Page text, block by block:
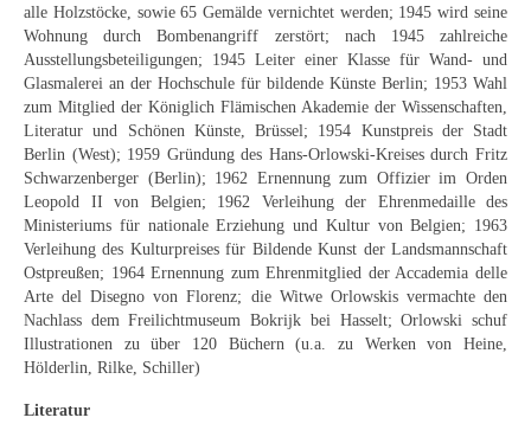
Walter Becker (1893-1984) Malerei und Grafik
Der Maler Richard Sprick (1901-1976)
Suche
Über Uns
Kontakt
Publikationsliste
Über Uns
Impressum
alle Holzstöcke, sowie 65 Gemälde vernichtet werden; 1945 wird seine
Wohnung durch Bombenangriff zerstört; nach 1945 zahlreiche
Ausstellungsbeteiligungen; 1945 Leiter einer Klasse für Wand- und
Glasmalerei an der Hochschule für bildende Künste Berlin; 1953 Wahl
zum Mitglied der Königlich Flämischen Akademie der Wissenschaften,
Literatur und Schönen Künste, Brüssel; 1954 Kunstpreis der Stadt
Berlin (West); 1959 Gründung des Hans-Orlowski-Kreises durch Fritz
Schwarzenberger (Berlin); 1962 Ernennung zum Offizier im Orden
Leopold II von Belgien; 1962 Verleihung der Ehrenmedaille des
Ministeriums für nationale Erziehung und Kultur von Belgien; 1963
Verleihung des Kulturpreises für Bildende Kunst der Landsmannschaft
Ostpreußen; 1964 Ernennung zum Ehrenmitglied der Accademia delle
Arte del Disegno von Florenz; die Witwe Orlowskis vermachte den
Nachlass dem Freilichtmuseum Bokrijk bei Hasselt; Orlowski schuf
Illustrationen zu über 120 Büchern (u.a. zu Werken von Heine,
Hölderlin, Rilke, Schiller)
Literatur